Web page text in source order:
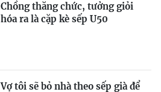
Chồng thăng chức, tưởng giỏi
hóa ra là cặp kè sếp U50
Vợ tôi sẽ bỏ nhà theo sếp già để